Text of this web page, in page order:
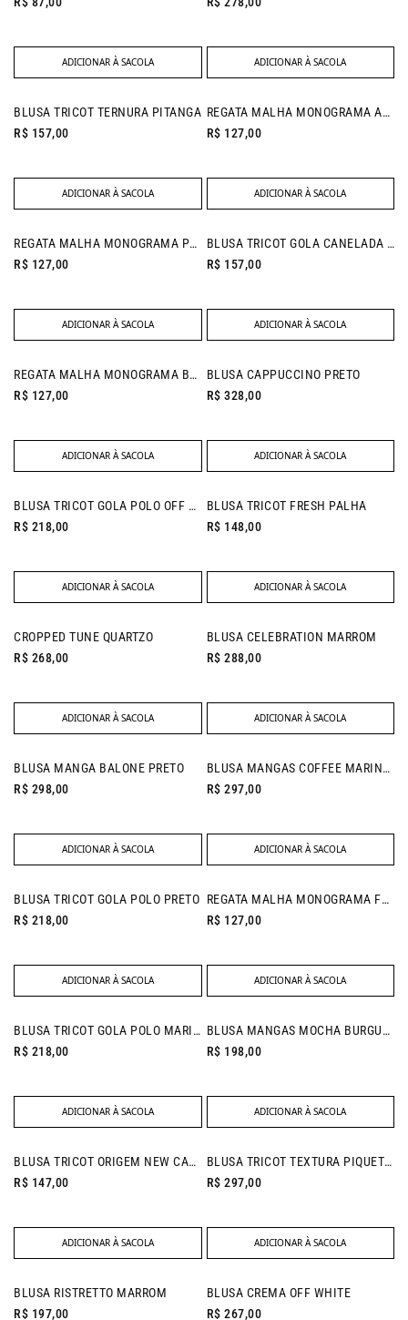
ADICIONAR À SACOLA ADICIONAR À SACOLA
NEW IN
BLUSA TRICOT TERNURA PITANGA
R$ 157,00
ADICIONAR À SACOLA
NEW IN
REGATA MALHA MONOGRAMA AREIA
R$ 127,00
ADICIONAR À SACOLA
NEW IN
REGATA MALHA MONOGRAMA PRETO
R$ 127,00
ADICIONAR À SACOLA
BLUSA TRICOT GOLA CANELADA OFF WHITE
R$ 157,00
ADICIONAR À SACOLA
NEW IN
REGATA MALHA MONOGRAMA BRANCO
R$ 127,00
ADICIONAR À SACOLA
BLUSA CAPPUCCINO PRETO
R$ 328,00
ADICIONAR À SACOLA
BLUSA TRICOT GOLA POLO OFF WHITE
R$ 218,00
ADICIONAR À SACOLA
NEW IN
BLUSA TRICOT FRESH PALHA
R$ 148,00
ADICIONAR À SACOLA
NEW IN
CROPPED TUNE QUARTZO
R$ 268,00
ADICIONAR À SACOLA
NEW IN
BLUSA CELEBRATION MARROM
R$ 288,00
ADICIONAR À SACOLA
NEW IN
BLUSA MANGA BALONE PRETO
R$ 298,00
ADICIONAR À SACOLA
BLUSA MANGAS COFFEE MARINHO
R$ 297,00
ADICIONAR À SACOLA
BLUSA TRICOT GOLA POLO PRETO
R$ 218,00
ADICIONAR À SACOLA
NEW IN
REGATA MALHA MONOGRAMA FENDI
R$ 127,00
ADICIONAR À SACOLA
BLUSA TRICOT GOLA POLO MARINHO
R$ 218,00
ADICIONAR À SACOLA
BLUSA MANGAS MOCHA BURGUNDY
R$ 198,00
ADICIONAR À SACOLA
BLUSA TRICOT ORIGEM NEW CAQUI
R$ 147,00
ADICIONAR À SACOLA
BLUSA TRICOT TEXTURA PIQUET FENDI
R$ 297,00
ADICIONAR À SACOLA
BLUSA RISTRETTO MARROM
R$ 197,00
BLUSA CREMA OFF WHITE
R$ 267,00